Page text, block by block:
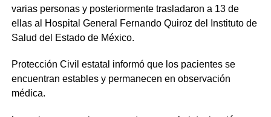
varias personas y posteriormente trasladaron a 13 de
ellas al Hospital General Fernando Quiroz del Instituto de
Salud del Estado de México.
Protección Civil estatal informó que los pacientes se
encuentran estables y permanecen en observación
médica.